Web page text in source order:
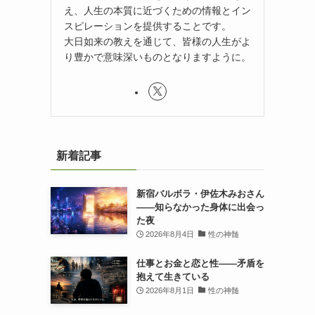
え、人生の本質に近づくための情報とイン
スピレーションを提供することです。
大日如来の教えを通じて、皆様の人生がよ
り豊かで意味深いものとなりますように。
新着記事
新宿バルボラ・伊佐木みおさん
――知らなかった身体に出会っ
た夜
2026年8月4日 性の神髄
仕事とお金と恋と性——矛盾を
抱えて生きている
2026年8月1日 性の神髄